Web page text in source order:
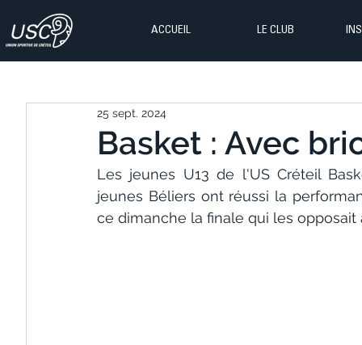
ACCUEIL LE CLUB
Basket : Avec
25 sept. 2024
Les jeunes U13 de l'US Créteil
jeunes Béliers ont réussi la
ce dimanche la finale qui les opposait